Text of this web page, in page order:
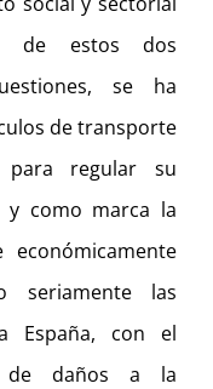
de estos dos
se ha
de transporte
regular su
como marca la
seriamente las
España, con el
de daños a la